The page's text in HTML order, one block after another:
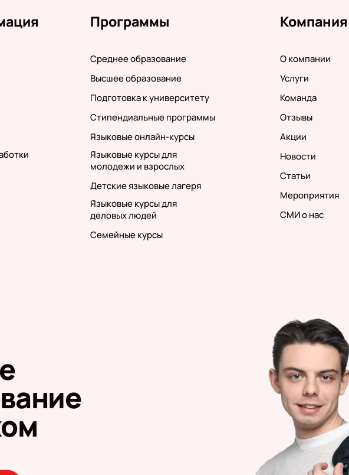
Программы
Среднее образование
Высшее образование
Подготовка к университету
Стипендиальные программы
Языковые онлайн-курсы
Языковые курсы для
молодежи и взрослых
Детские языковые лагеря
Языковые курсы для
деловых людей
Семейные курсы
Компания
О компании
Услуги
Команда
Отзывы
Акции
Новости
Статьи
Мероприятия
СМИ о нас